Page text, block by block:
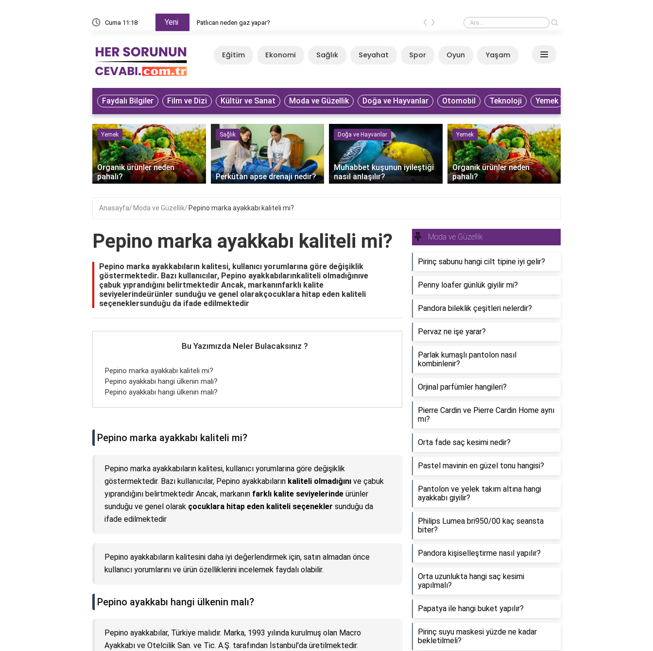
Cuma 11:18 Yeni Patlıcan neden gaz yapar? Patlıcan neden gaz yapar?
‹ ›
Eğitim Ekonomi Sağlık Seyahat Spor Oyun Yaşam
Faydalı Bilgiler Film ve Dizi Kültür ve Sanat Moda ve Güzellik Doğa ve Hayvanlar Otomobil Teknoloji Yemek
Yemek
Organik ürünler neden
pahalı?
Sağlık
Perkütan apse drenaji nedir?
Doğa ve Hayvanlar
Muhabbet kuşunun iyileştiği
nasıl anlaşılır?
Yemek
Organik ürünler neden
pahalı?
Anasayfa Moda ve Güzellik Pepino marka ayakkabı kaliteli mi?
Pepino marka ayakkabı kaliteli mi?
Pepino marka ayakkabıların kalitesi, kullanıcı yorumlarına göre değişiklik
göstermektedir. Bazı kullanıcılar, Pepino ayakkabılarınkaliteli olmadığınıve
çabuk yıprandığını belirtmektedir Ancak, markanınfarklı kalite
seviyelerindeürünler sunduğu ve genel olarakçocuklara hitap eden kaliteli
seçeneklersunduğu da ifade edilmektedir
Bu Yazımızda Neler Bulacaksınız ?
Pepino marka ayakkabı kaliteli mi?
Pepino ayakkabı hangi ülkenin malı?
Pepino ayakkabı hangi ülkenin malı?
Pepino marka ayakkabı kaliteli mi?
Pepino marka ayakkabıların kalitesi, kullanıcı yorumlarına göre değişiklik
göstermektedir. Bazı kullanıcılar, Pepino ayakkabıların kaliteli olmadığını ve çabuk
yıprandığını belirtmektedir Ancak, markanın farklı kalite seviyelerinde ürünler
sunduğu ve genel olarak çocuklara hitap eden kaliteli seçenekler sunduğu da
ifade edilmektedir
Pepino ayakkabıların kalitesini daha iyi değerlendirmek için, satın almadan önce
kullanıcı yorumlarını ve ürün özelliklerini incelemek faydalı olabilir.
Pepino ayakkabı hangi ülkenin malı?
Pepino ayakkabılar, Türkiye malıdır. Marka, 1993 yılında kurulmuş olan Macro
Ayakkabı ve Otelcilik San. ve Tic. A.Ş. tarafından İstanbul'da üretilmektedir.
Moda ve Güzellik
Pirinç sabunu hangi cilt tipine iyi gelir?
Penny loafer günlük giyilir mi?
Pandora bileklik çeşitleri nelerdir?
Pervaz ne işe yarar?
Parlak kumaşlı pantolon nasıl
kombinlenir?
Orjinal parfümler hangileri?
Pierre Cardin ve Pierre Cardin Home aynı
mı?
Orta fade saç kesimi nedir?
Pastel mavinin en güzel tonu hangisi?
Pantolon ve yelek takım altına hangi
ayakkabı giyilir?
Philips Lumea bri950/00 kaç seansta
biter?
Pandora kişiselleştirme nasıl yapılır?
Orta uzunlukta hangi saç kesimi
yapılmalı?
Papatya ile hangi buket yapılır?
Pirinç suyu maskesi yüzde ne kadar
bekletilmeli?